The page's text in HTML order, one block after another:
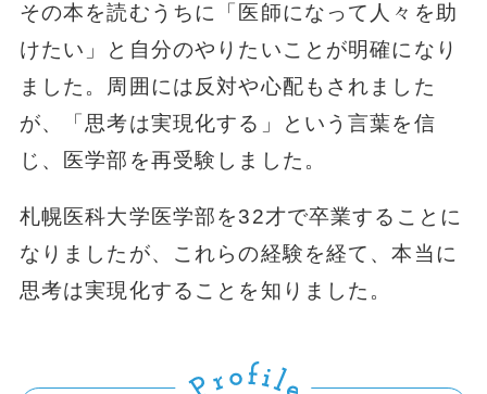
その本を読むうちに「医師になって人々を助
けたい」と自分のやりたいことが明確になり
ました。周囲には反対や心配もされました
が、「思考は実現化する」という言葉を信
じ、医学部を再受験しました。
札幌医科大学医学部を32才で卒業することに
なりましたが、これらの経験を経て、本当に
思考は実現化することを知りました。